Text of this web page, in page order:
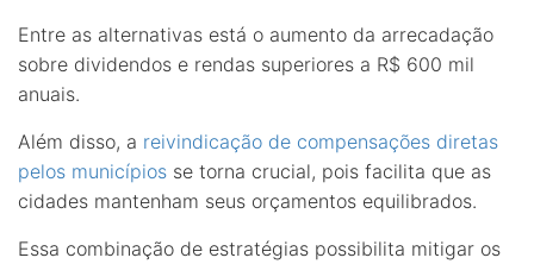
Entre as alternativas está o aumento da arrecadação
sobre dividendos e rendas superiores a R$ 600 mil
anuais.
Além disso, a reivindicação de compensações diretas
pelos municípios se torna crucial, pois facilita que as
cidades mantenham seus orçamentos equilibrados.
Essa combinação de estratégias possibilita mitigar os